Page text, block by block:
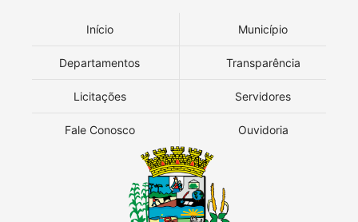
Início Município
Departamentos Transparência
Licitações Servidores
Fale Conosco Ouvidoria